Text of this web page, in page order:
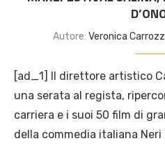
Autore: Veronica
[ad_1] Il direttore artistico
una serata al regista,
carriera e i suoi 50 film di
della commedia italiana Neri